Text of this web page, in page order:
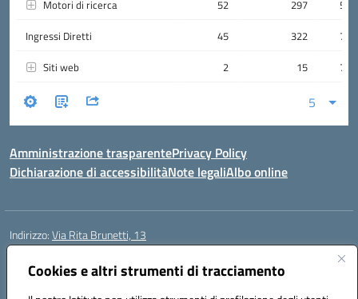
Cookies e altri strumenti di tracciamento
Amministrazione trasparentePrivacy Policy
Dichiarazione di accessibilitàNote legaliAlbo online
Indirizzo:Via Rita Brunetti, 13
Centralino:
Posta elettronica certificata (PEC):rmic8cw00p@pec.istruzione.it